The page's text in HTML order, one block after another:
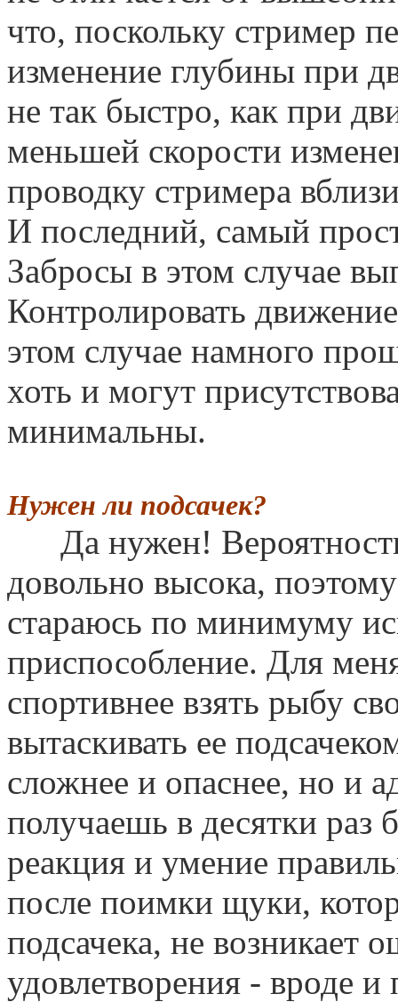
что, поскольку стример
изменение глубины при
не так быстро, как при
меньшей скорости
проводку стримера
И последний, самый
Забросы в этом случае
Контролировать
этом случае намного
хоть и могут
минимальны.
Нужен ли подсачек?
Да нужен!
довольно высока,
стараюсь по минимуму
приспособление. Для
спортивнее взять рыбу
вытаскивать ее
сложнее и опаснее, но и
получаешь в десятки раз
реакция и умение
после поимки щуки,
подсачека, не возникает
удовлетворения - вроде